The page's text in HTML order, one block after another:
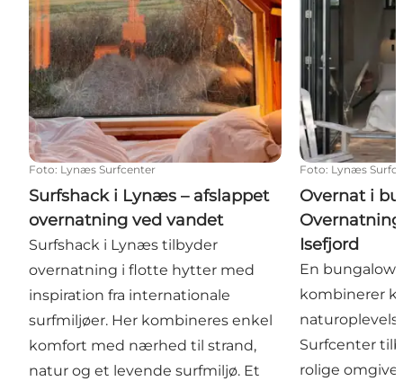
Foto: Lynæs Surfcenter
Surfshack i Lynæs – afslappet
overnatning ved vandet
Surfshack i Lynæs tilbyder
overnatning i flotte hytter med
inspiration fra internationale
surfmiljøer. Her kombineres enkel
komfort med nærhed til strand,
natur og et levende surfmiljø. Et
Foto: Lynæs
Overnat i
Isefjord
En bungalow
kombinerer
Surfcenter
rolige